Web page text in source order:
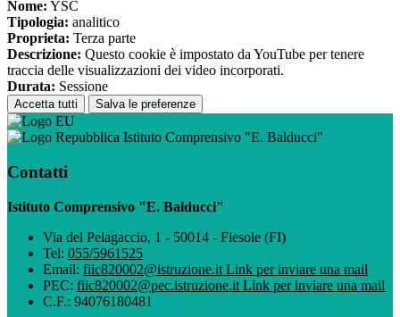
Nome: YSC
Tipologia: analitico
Proprieta: Terza parte
Descrizione: Questo cookie è impostato da YouTube per tenere
traccia delle visualizzazioni dei video incorporati.
Durata: Sessione
Accetta tutti Salva le preferenze
Istituto Comprensivo "E. Balducci"
Contatti
Istituto Comprensivo "E. Balducci"
Via del Pelagaccio, 1 - 50014 - Fiesole (FI)
Tel: 055/5961525
Email: fiic820002@istruzione.it Link per inviare una mail
PEC: fiic820002@pec.istruzione.it Link per inviare una mail
C.F.: 94076180481